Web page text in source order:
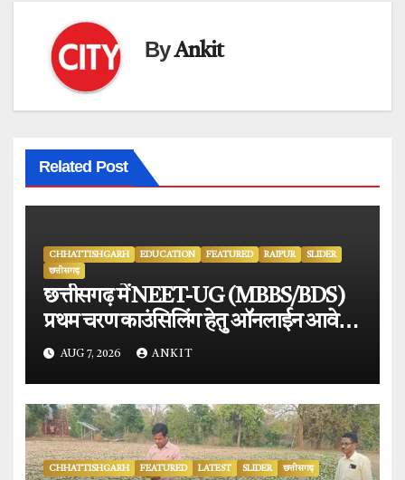
ByAnkit
Related Post
CHHATTISHGARH EDUCATION FEATURED RAIPUR
SLIDER
छत्तीसगढ़
छत्तीसगढ़ में NEET-UG (MBBS/BDS)
प्रथम चरण काउंसिलिंग हेतु ऑनलाईन आवेदन
प्रारंभ.
AUG 7, 2026 ANKIT
CHHATTISHGARH FEATURED LATEST SLIDER छत्तीसगढ़